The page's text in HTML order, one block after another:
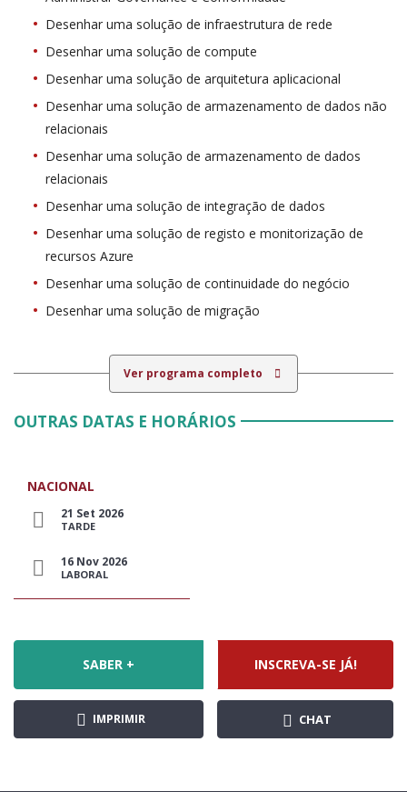
Desenhar uma solução de infraestrutura de rede
Desenhar uma solução de compute
Desenhar uma solução de arquitetura aplicacional
Desenhar uma solução de armazenamento de dados não
relacionais
Desenhar uma solução de armazenamento de dados
relacionais
Desenhar uma solução de integração de dados
Desenhar uma solução de registo e monitorização de
recursos Azure
Desenhar uma solução de continuidade do negócio
Desenhar uma solução de migração
Ver programa completo
OUTRAS DATAS E HORÁRIOS
NACIONAL
21 Set 2026
TARDE
16 Nov 2026
LABORAL
SABER + INSCREVA-SE JÁ!
IMPRIMIR CHAT